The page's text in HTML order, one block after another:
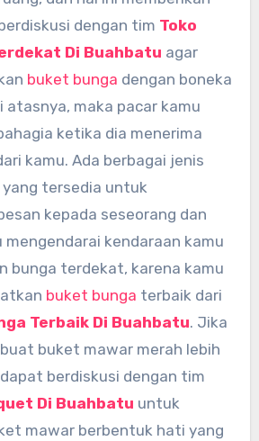
dengan tim Toko
Di Buahbatu agar
buket bunga dengan boneka
atasnya, maka pacar kamu
ketika dia menerima
kamu. Ada berbagai jenis
tersedia untuk
kepada seseorang dan
mengendarai kendaraan kamu
bunga terdekat, karena kamu
buket bunga terbaik dari
Terbaik Di Buahbatu. Jika
buket mawar merah lebih
berdiskusi dengan tim
Di Buahbatu untuk
mawar berbentuk hati yang